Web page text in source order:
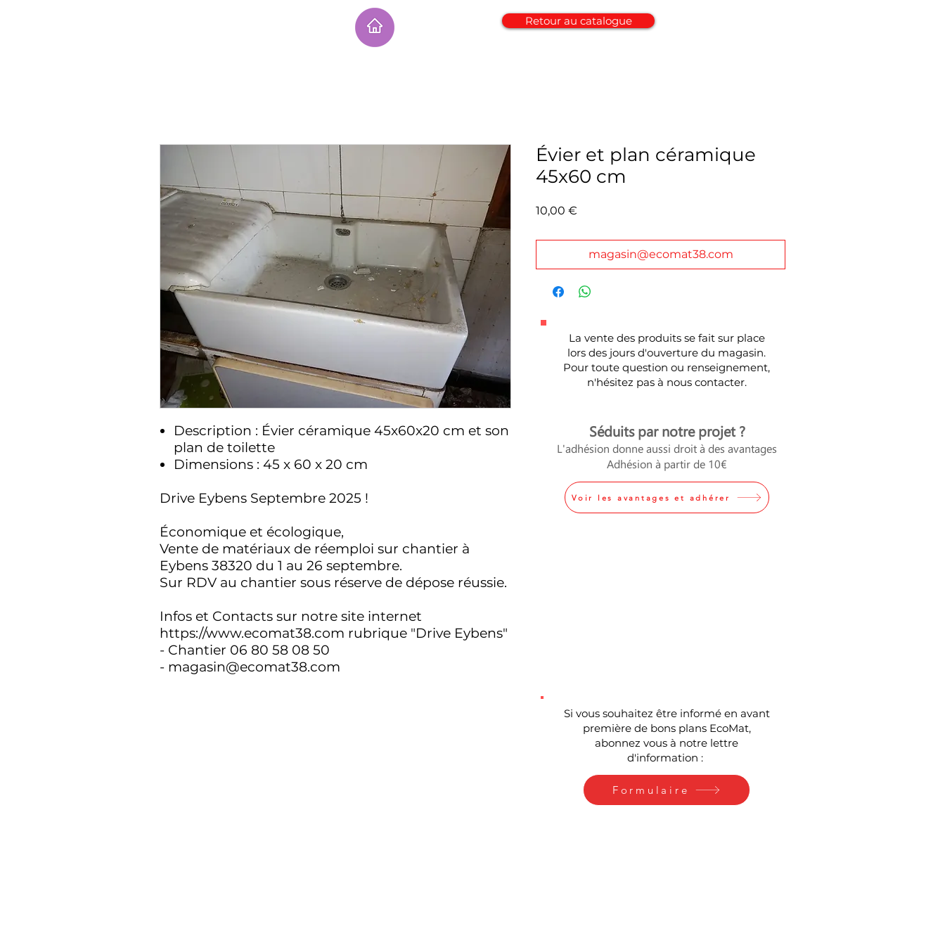
Description : Évier céramique 45x60x20 cm et son
plan de toilette
Dimensions : 45 x 60 x 20 cm
Drive Eybens Septembre 2025 !
Économique et écologique,
Vente de matériaux de réemploi sur chantier à
Eybens 38320 du 1 au 26 septembre.
Sur RDV au chantier sous réserve de dépose réussie.
Infos et Contacts sur notre site internet
https://www.ecomat38.com rubrique "Drive Eybens"
- Chantier 06 80 58 08 50
- magasin@ecomat38.com
Évier et plan céramique
45x60 cm
10,00 €
magasin@ecomat38.com
Retour au catalogue
Si vous souhaitez être informé en avant
première de bons plans EcoMat,
abonnez vous à notre lettre
d'information :
Formulaire
La vente des produits se fait sur place
lors des jours d'ouverture du magasin.
Pour toute question ou renseignement,
n'hésitez pas à nous contacter.
Séduits par notre projet ?
L'adhésion donne aussi droit à des avantages
Adhésion à partir de 10€
Voir les avantages et adhérer